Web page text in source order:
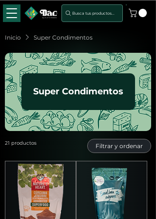
Busca tus productos...
Inicio Super Condimentos
Super Condimentos
21 productos Filtrar y ordenar